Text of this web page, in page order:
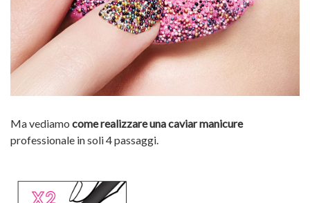
Ma vediamo come realizzare una caviar manicure
professionale in soli 4 passaggi.